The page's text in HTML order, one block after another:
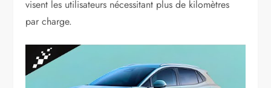
visent les utilisateurs nécessitant plus de kilomètres
par charge.